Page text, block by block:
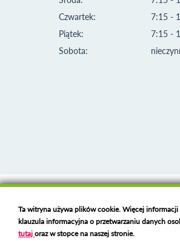
Czwartek:
Piątek:
Sobota:
7:15 -
7:15 -
Deklaracja dostępności
Polski serwer RBL
https://polspam.pl/
Ta witryna używa plików cookie. Więcej
klauzula informacyjna o przetwarzaniu danych
tutajoraz w stopce na naszej stronie.